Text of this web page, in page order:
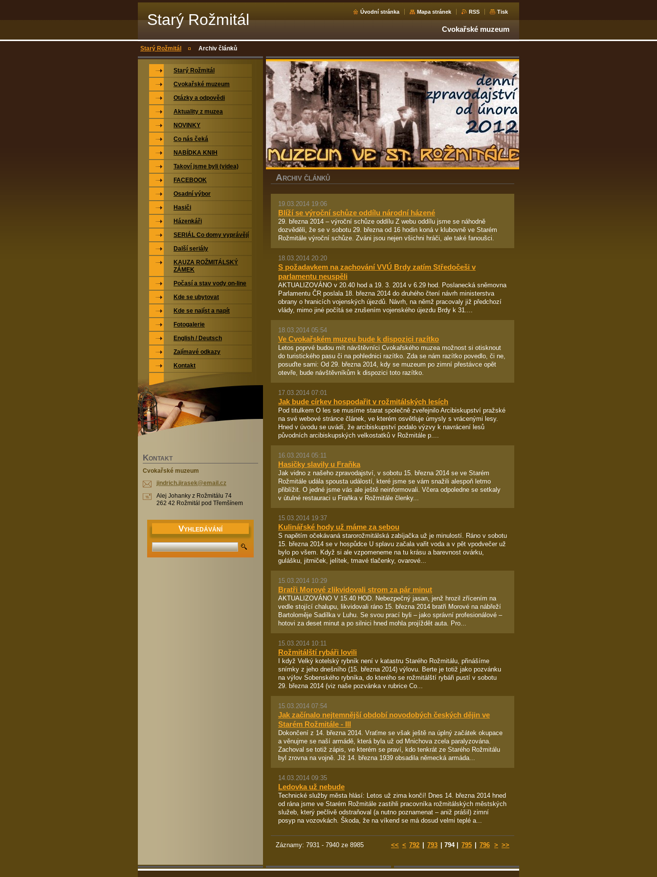
Starý Rožmitál Úvodní stránka Mapa stránek RSS Tisk
Cvokařské muzeum
Starý Rožmitál Archiv článků
A RCHIV ČLÁNKŮ
19.03.2014 19:06
Blíží se výroční schůze oddílu národní házené
29. března 2014 – výroční schůze oddílu Z webu oddílu jsme se náhodně
dozvěděli, že se v sobotu 29. března od 16 hodin koná v klubovně ve Starém
Rožmitále výroční schůze. Zváni jsou nejen všichni hráči, ale také fanoušci.
18.03.2014 20:20
S požadavkem na zachování VVÚ Brdy zatím Středočeši v
parlamentu neuspěli
AKTUALIZOVÁNO v 20.40 hod a 19. 3. 2014 v 6.29 hod. Poslanecká sněmovna
Parlamentu ČR poslala 18. března 2014 do druhého čtení návrh ministerstva
obrany o hranicích vojenských újezdů. Návrh, na němž pracovaly již předchozí
vlády, mimo jiné počítá se zrušením vojenského újezdu Brdy k 31....
18.03.2014 05:54
Ve Cvokařském muzeu bude k dispozici razítko
Letos poprvé budou mít návštěvníci Cvokařského muzea možnost si otisknout
do turistického pasu či na pohlednici razítko. Zda se nám razítko povedlo, či ne,
posuďte sami: Od 29. března 2014, kdy se muzeum po zimní přestávce opět
otevře, bude návštěvníkům k dispozici toto razítko.
17.03.2014 07:01
Jak bude církev hospodařit v rožmitálských lesích
Pod titulkem O les se musíme starat společně zveřejnilo Arcibiskupství pražské
na své webové stránce článek, ve kterém osvětluje úmysly s vrácenými lesy.
Hned v úvodu se uvádí, že arcibiskupství podalo výzvy k navrácení lesů
původních arcibiskupských velkostatků v Rožmitále p....
16.03.2014 05:11
Hasičky slavily u Fraňka
Jak vidno z našeho zpravodajství, v sobotu 15. března 2014 se ve Starém
Rožmitále udála spousta událostí, které jsme se vám snažili alespoň letmo
přiblížit. O jedné jsme vás ale ještě neinformovali. Včera odpoledne se setkaly
v útulné restauraci u Fraňka v Rožmitále členky...
15.03.2014 19:37
Kulinářské hody už máme za sebou
S napětím očekávaná starorožmitálská zabíjačka už je minulostí. Ráno v sobotu
15. března 2014 se v hospůdce U splavu začala vařit voda a v pět vpodvečer už
bylo po všem. Když si ale vzpomeneme na tu krásu a barevnost ovárku,
gulášku, jitrniček, jelítek, tmavé tlačenky, ovarové...
15.03.2014 10:29
Bratři Morové zlikvidovali strom za pár minut
AKTUALIZOVÁNO V 15.40 HOD. Nebezpečný jasan, jenž hrozil zřícením na
vedle stojící chalupu, likvidovali ráno 15. března 2014 bratři Morové na nábřeží
Bartoloměje Sadílka v Luhu. Se svou prací byli – jako správní profesionálové –
hotovi za deset minut a po silnici hned mohla projíždět auta. Pro...
15.03.2014 10:11
Rožmitálští rybáři lovili
I když Velký kotelský rybník není v katastru Starého Rožmitálu, přinášíme
snímky z jeho dnešního (15. března 2014) výlovu. Berte je totiž jako pozvánku
na výlov Sobenského rybníka, do kterého se rožmitálští rybáři pustí v sobotu
29. března 2014 (viz naše pozvánka v rubrice Co...
15.03.2014 07:54
Jak začínalo nejtemnější období novodobých českých dějin ve
Starém Rožmitále - III
Dokončení z 14. března 2014. Vraťme se však ještě na úplný začátek okupace
a věnujme se naší armádě, která byla už od Mnichova zcela paralyzována.
Zachoval se totiž zápis, ve kterém se praví, kdo tenkrát ze Starého Rožmitálu
byl zrovna na vojně. Již 14. března 1939 obsadila německá armáda...
14.03.2014 09:35
Ledovka už nebude
Technické služby města hlásí: Letos už zima končí! Dnes 14. března 2014 hned
od rána jsme ve Starém Rožmitále zastihli pracovníka rožmitálských městských
služeb, který pečlivě odstraňoval (a nutno poznamenat – aniž prášil) zimní
posyp na vozovkách. Škoda, že na víkend se má dosud velmi teplé a...
Záznamy: 7931 - 7940 ze 8985 << < 792 793 794 795 796 > >>
Starý Rožmitál
Cvokařské muzeum
Otázky a odpovědi
Aktuality z muzea
NOVINKY
Co nás čeká
NABÍDKA KNIH
Takoví jsme byli (videa)
FACEBOOK
Osadní výbor
Hasiči
Házenkáři
SERIÁL Co domy vyprávějí
Další seriály
KAUZA ROŽMITÁLSKÝ
ZÁMEK
Počasí a stav vody on-line
Kde se ubytovat
Kde se najíst a napít
Fotogalerie
English / Deutsch
Zajímavé odkazy
Kontakt
KONTAKT
Cvokařské muzeum
jindrich.jirasek@email.cz
Alej Johanky z Rožmitálu 74
262 42 Rožmitál pod Třemšínem
VYHLEDÁVÁNÍ